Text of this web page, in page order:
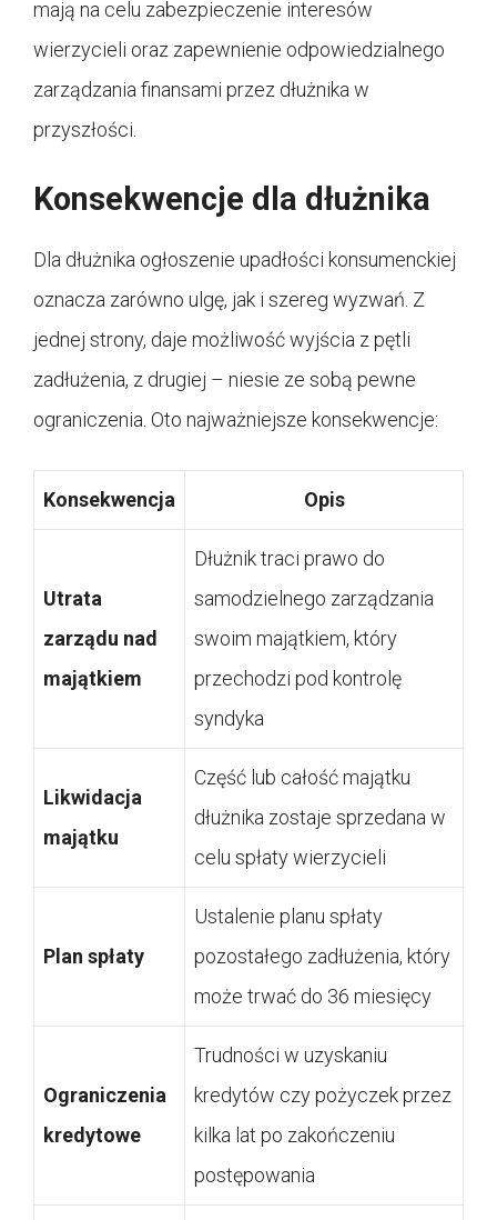
mają na celu zabezpieczenie interesów
wierzycieli oraz zapewnienie odpowiedzialnego
zarządzania finansami przez dłużnika w
przyszłości.
Konsekwencje dla dłużnika
Dla dłużnika ogłoszenie upadłości konsumenckiej
oznacza zarówno ulgę, jak i szereg wyzwań. Z
jednej strony, daje możliwość wyjścia z pętli
zadłużenia, z drugiej – niesie ze sobą pewne
ograniczenia. Oto najważniejsze konsekwencje:
Konsekwencja Opis
Utrata
zarządu nad
majątkiem
Dłużnik traci prawo do
samodzielnego zarządzania
swoim majątkiem, który
przechodzi pod kontrolę
syndyka
Likwidacja
majątku
Część lub całość majątku
dłużnika zostaje sprzedana w
celu spłaty wierzycieli
Plan spłaty
Ustalenie planu spłaty
pozostałego zadłużenia, który
może trwać do 36 miesięcy
Ograniczenia
kredytowe
Trudności w uzyskaniu
kredytów czy pożyczek przez
kilka lat po zakończeniu
postępowania